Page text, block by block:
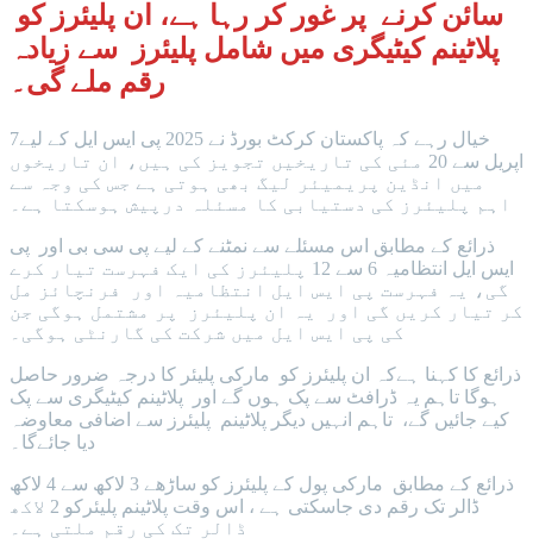
سائن کرنے پر غور کر رہا ہے، ان پلیئرز کو
پلاٹینم کیٹیگری میں شامل پلیئرز سے زیادہ
رقم ملے گی۔
خیال رہے کہ پاکستان کرکٹ بورڈ نے 2025 پی ایس ایل کے لیے7
اپریل سے 20 مئی کی تاریخیں تجویز کی ہیں، ان تاریخوں
میں انڈین پریمیئر لیگ بھی ہوتی ہے جس کی وجہ سے
اہم پلیئرز کی دستیابی کا مسئلہ درپیش ہوسکتا ہے۔
ذرائع کے مطابق اس مسئلے سے نمٹنے کے لیے پی سی بی اور پی
ایس ایل انتظامیہ 6 سے 12 پلیئرز کی ایک فہرست تیار کرے
گی، یہ فہرست پی ایس ایل انتظامیہ اور فرنچائز مل
کر تیار کریں گی اور یہ ان پلیئرز پر مشتمل ہوگی جن
کی پی ایس ایل میں شرکت کی گارنٹی ہوگی۔
ذرائع کا کہنا ہےکہ ان پلیئرز کو مارکی پلیئر کا درجہ ضرور حاصل
ہوگا تاہم یہ ڈرافٹ سے پک ہوں گے اور پلاٹینم کیٹیگری سے پک
کیے جائیں گے، تاہم انہیں دیگر پلاٹینم پلیئرز سے اضافی معاوضہ
دیا جائےگا۔
ذرائع کے مطابق مارکی پول کے پلیئرز کو ساڑھے 3 لاکھ سے 4 لاکھ
ڈالر تک رقم دی جاسکتی ہے ، اس وقت پلاٹینم پلیئرکو 2 لاکھ
ڈالر تک کی رقم ملتی ہے۔